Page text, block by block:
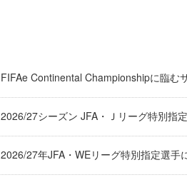
FIFAe Continental Championshipに臨む
2026/27シーズン JFA・Ｊリーグ特別指
2026/27年JFA・WEリーグ特別指定選手